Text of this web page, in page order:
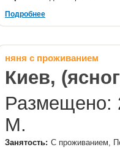
Подробнее
няня с проживанием
Киев,
Размещено:
М.
Занятость: С проживанием,